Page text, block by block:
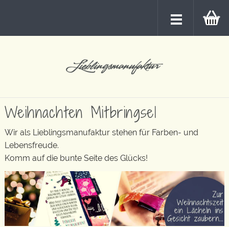
Weihnachten Mitbringsel
Wir als Lieblingsmanufaktur stehen für Farben- und
Lebensfreude.
Komm auf die bunte Seite des Glücks!